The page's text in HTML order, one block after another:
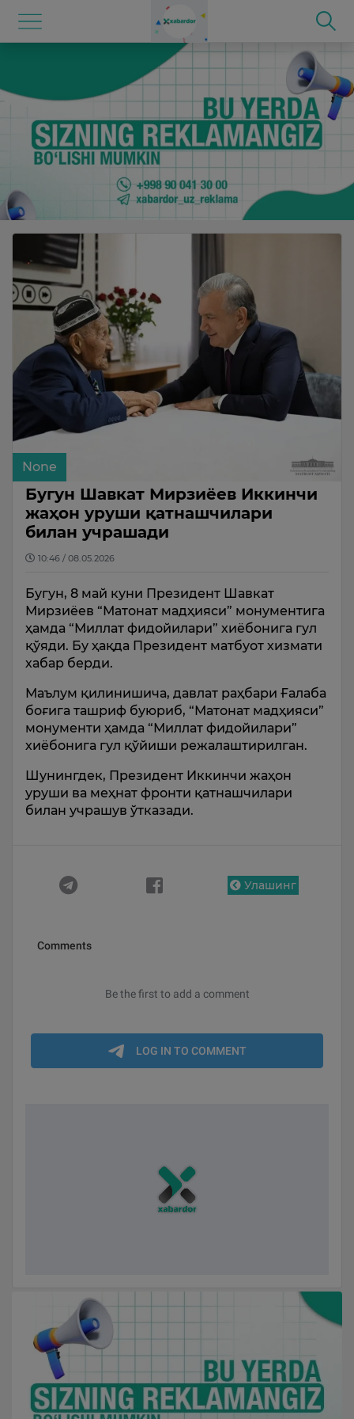
None
Бугун Шавкат Мирзиёев Иккинчи
жаҳон уруши қатнашчилари
билан учрашади
10:46 / 08.05.2026
Бугун, 8 май куни Президент Шавкат
Мирзиёев “Матонат мадҳияси” монументига
ҳамда “Миллат фидойилари” хиёбонига гул
қўяди. Бу ҳақда Президент матбуот хизмати
хабар берди.
Маълум қилинишича, давлат раҳбари Ғалаба
боғига ташриф буюриб, “Матонат мадҳияси”
монументи ҳамда “Миллат фидойилари”
хиёбонига гул қўйиши режалаштирилган.
Шунингдек, Президент Иккинчи жаҳон
уруши ва меҳнат фронти қатнашчилари
билан учрашув ўтказади.
Улашинг